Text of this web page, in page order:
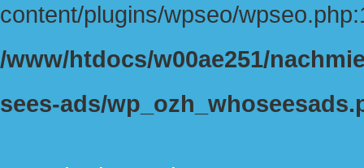
content/plugins/wpseo/
/www/htdocs/w00ae251/
sees-ads/